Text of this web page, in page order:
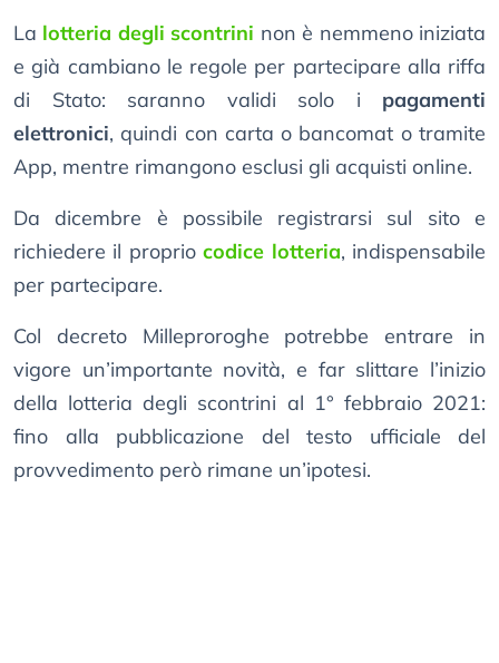
La lotteria degli scontrini non è nemmeno iniziata
e già cambiano le regole per partecipare alla riffa
di Stato: saranno validi solo i pagamenti
elettronici, quindi con carta o bancomat o tramite
App, mentre rimangono esclusi gli acquisti online.
Da dicembre è possibile registrarsi sul sito e
richiedere il propriocodice lotteria, indispensabile
per partecipare.
Col decreto Milleproroghe potrebbe entrare in
vigore un’importante novità, e far slittare l’inizio
della lotteria degli scontrini al 1° febbraio 2021:
fino alla pubblicazione del testo ufficiale del
provvedimento però rimane un’ipotesi.